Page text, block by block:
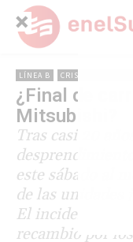
LÍNEA B CRISIS DE LA
¿Final de
Mitsubishi?
Tras casi 20
este sábado al
de las unidades
El incidente
recambio por